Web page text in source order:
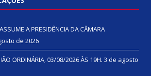
A PRESIDÊNCIA DA CÂMARA
de 2026
ORDINÁRIA, 03/08/2026 ÀS 19H. 3 de agosto